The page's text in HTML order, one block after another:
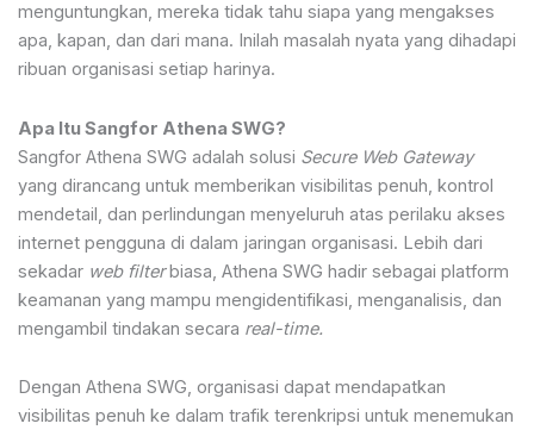
menguntungkan, mereka tidak tahu siapa yang mengakses
apa, kapan, dan dari mana. Inilah masalah nyata yang dihadapi
ribuan organisasi setiap harinya.
Apa Itu Sangfor Athena SWG?
Sangfor Athena SWG adalah solusi Secure Web Gateway
yang dirancang untuk memberikan visibilitas penuh, kontrol
mendetail, dan perlindungan menyeluruh atas perilaku akses
internet pengguna di dalam jaringan organisasi. Lebih dari
sekadar web filterbiasa, Athena SWG hadir sebagai platform
keamanan yang mampu mengidentifikasi, menganalisis, dan
mengambil tindakan secara real-time.
Dengan Athena SWG, organisasi dapat mendapatkan
visibilitas penuh ke dalam trafik terenkripsi untuk menemukan